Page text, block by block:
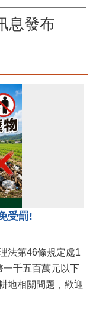
息發布
受罰!
法第46條規定處1
一千五百萬元以下
地相關問題，歡迎